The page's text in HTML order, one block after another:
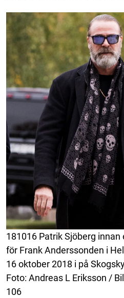
181016 Patrik Sjöberg
för Frank Anderssonden i
16 oktober 2018 i på
Foto: Andreas L Eriksson /
106